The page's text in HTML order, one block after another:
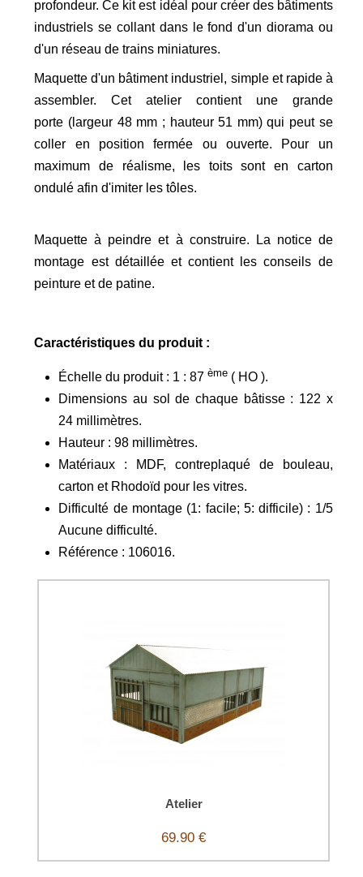
profondeur. Ce kit est idéal pour créer des bâtiments
industriels se collant dans le fond d'un diorama ou
d'un réseau de trains miniatures.
Maquette d'un bâtiment industriel, simple et rapide à
assembler. Cet atelier contient une grande
porte (largeur 48 mm ; hauteur 51 mm) qui peut se
coller en position fermée ou ouverte.
Pour un
maximum de réalisme, les toits sont en carton
ondulé afin d'imiter les tôles.
Maquette à peindre et à construire. La notice de
montage est détaillée et contient les conseils de
peinture et de patine.
Caractéristiques du produit :
Échelle du produit : 1 : 87ème ( HO ).
Dimensions au solde chaque bâtisse : 122 x
24 millimètres.
Hauteur : 98 millimètres.
Matériaux : MDF, contreplaqué de bouleau,
carton et Rhodoïd pour les vitres.
Difficulté de montage (1: facile; 5: difficile) : 1/5
Aucune difficulté.
Référence : 106016.
Atelier
69.90 €